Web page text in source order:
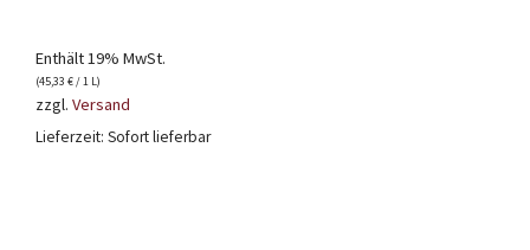
Enthält 19% MwSt.
(45,33 € / 1 L)
zzgl. Versand
Lieferzeit: Sofort lieferbar